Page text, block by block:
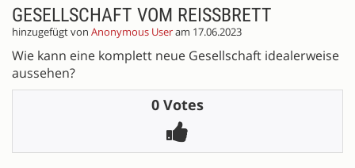
GESELLSCHAFT VOM REISSBRETT
hinzugefügt von Anonymous Useram 17.06.2023
Wie kann eine komplett neue Gesellschaft idealerweise
aussehen?
0 Votes